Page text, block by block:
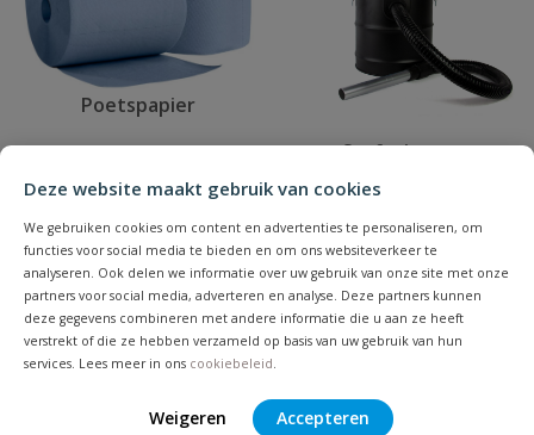
Deze website maakt gebruik van cookies
We gebruiken cookies om content en advertenties te personaliseren, om
functies voor social media te bieden en om ons websiteverkeer te
analyseren. Ook delen we informatie over uw gebruik van onze site met onze
partners voor social media, adverteren en analyse. Deze partners kunnen
deze gegevens combineren met andere informatie die u aan ze heeft
verstrekt of die ze hebben verzameld op basis van uw gebruik van hun
services. Lees meer in ons cookiebeleid
Weigeren Accepteren
Poetspapier
Stofzuigers
NIEUWSBRIEF
Blijf op de hoogte van nieuwe
producten en leuke acties!